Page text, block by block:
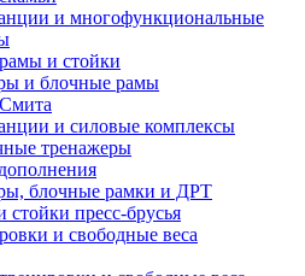
и многофункциональные
и стойки
и блочные рамы
и силовые комплексы
тренажеры
блочные рамки и ДРТ
стойки пресс-брусья
и свободные веса